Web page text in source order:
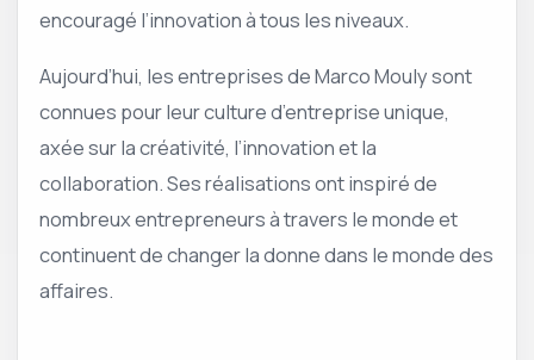
encouragé l’innovation à tous les niveaux.
Aujourd’hui, les entreprises de Marco Mouly sont
connues pour leur culture d’entreprise unique,
axée sur la créativité, l’innovation et la
collaboration. Ses réalisations ont inspiré de
nombreux entrepreneurs à travers le monde et
continuent de changer la donne dans le monde des
affaires.